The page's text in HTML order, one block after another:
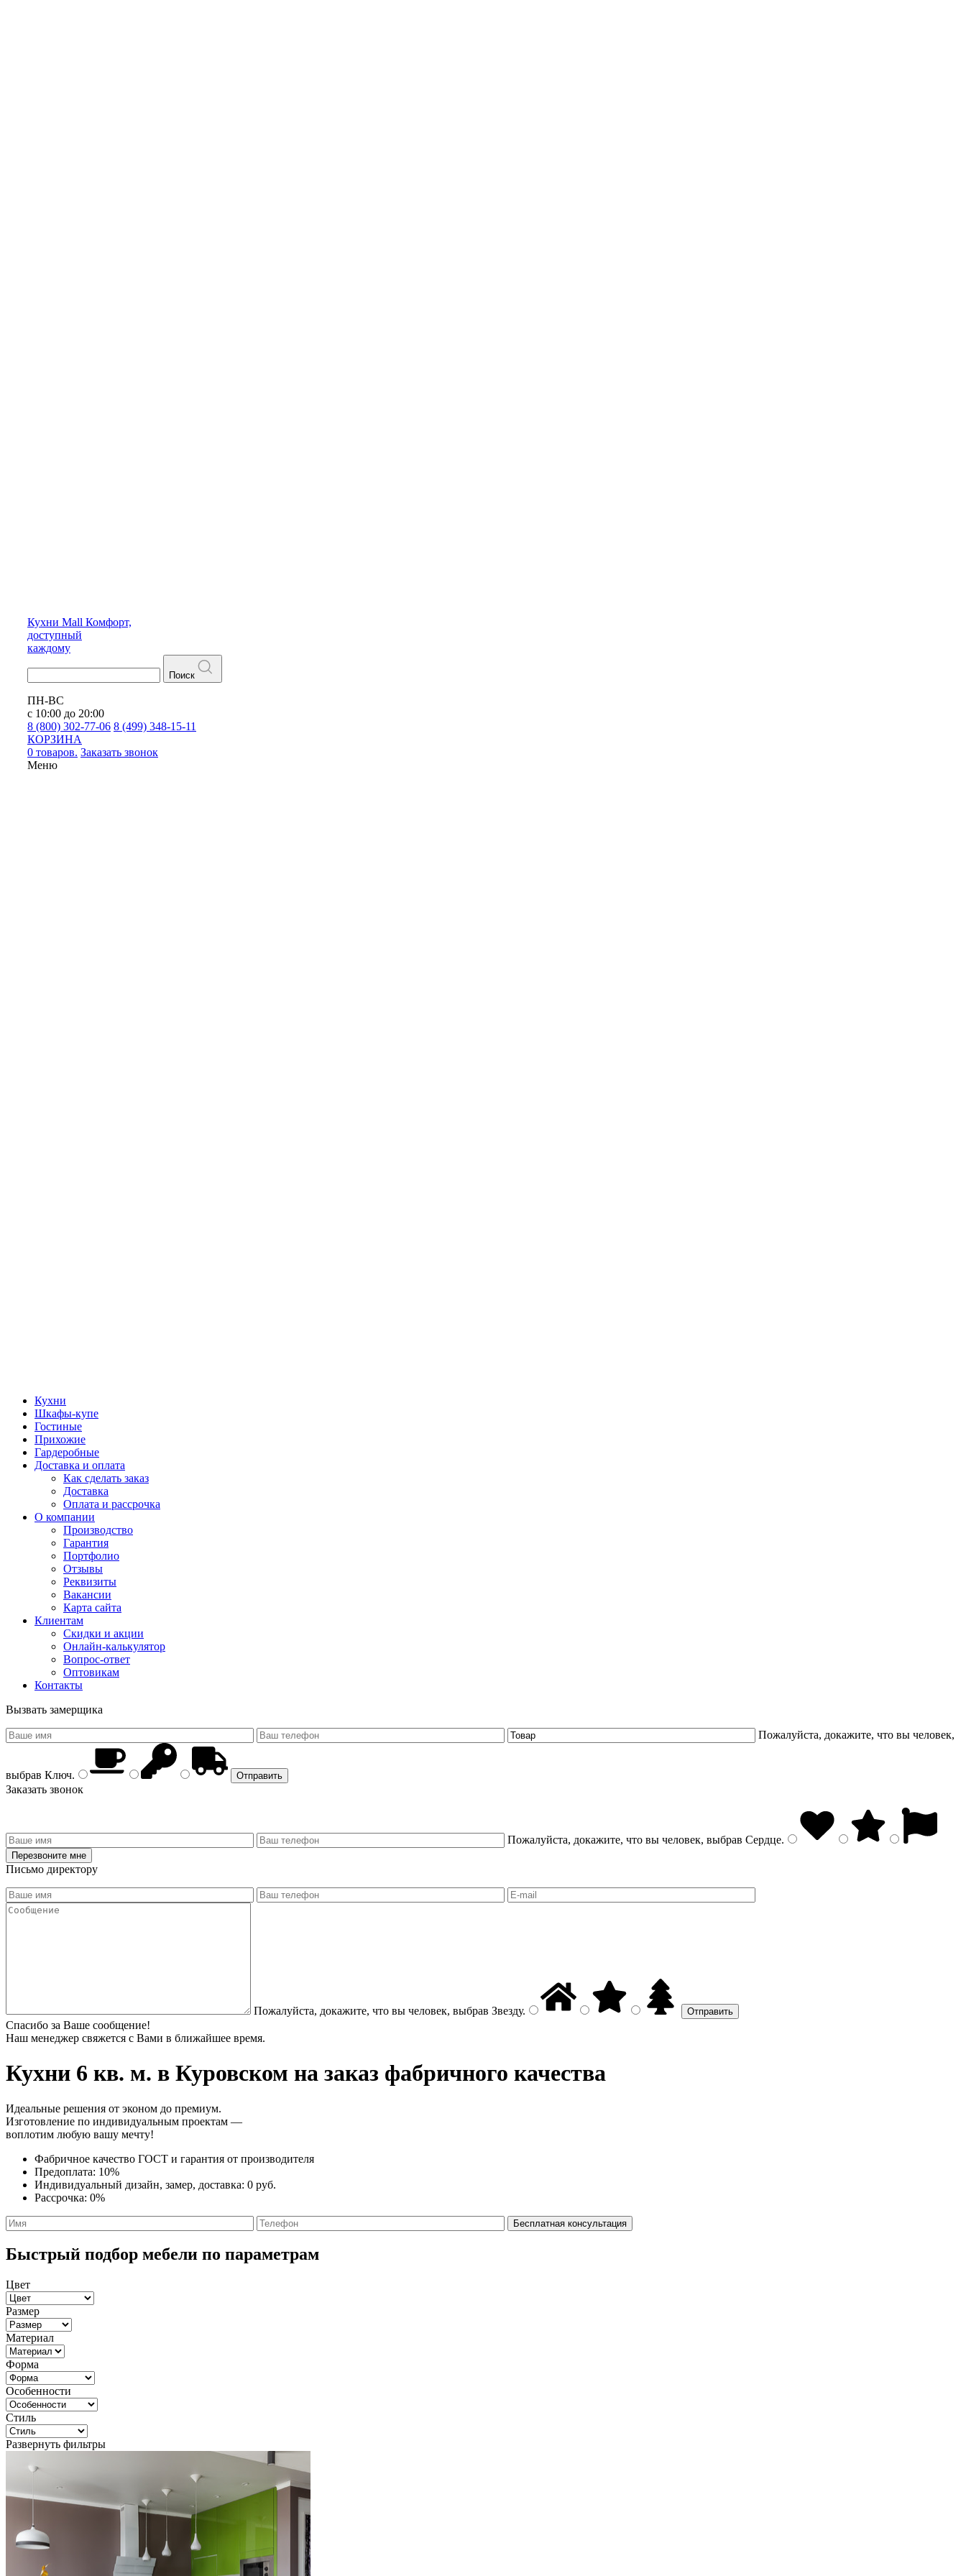
Кухни Mall Комфорт,
доступный
каждому
Поиск
ПН-ВС
с 10:00 до 20:00
8 (800) 302-77-06 8 (499) 348-15-11
КОРЗИНА
0 товаров. Заказать звонок
Меню
Кухни
Шкафы-купе
Гостиные
Прихожие
Гардеробные
Доставка и оплата
Как сделать заказ
Доставка
Оплата и рассрочка
О компании
Производство
Гарантия
Портфолио
Отзывы
Реквизиты
Вакансии
Карта сайта
Клиентам
Скидки и акции
Онлайн-калькулятор
Вопрос-ответ
Оптовикам
Контакты
Вызвать замерщика
Пожалуйста, докажите, что вы человек,
выбрав Ключ.
Заказать звонок
Пожалуйста, докажите, что вы человек, выбрав Сердце.
Письмо директору
Пожалуйста, докажите, что вы человек, выбрав Звезду.
Спасибо за Ваше сообщение!
Наш менеджер свяжется с Вами в ближайшее время.
Кухни 6 кв. м. в Куровском на заказ фабричного качества
Идеальные решения от эконом до премиум.
Изготовление по индивидуальным проектам —
воплотим любую вашу мечту!
Фабричное качество ГОСТ и гарантия от производителя
Предоплата: 10%
Индивидуальный дизайн, замер, доставка: 0 руб.
Рассрочка: 0%
Быстрый подбор мебели по параметрам
Цвет
Размер
Материал
Форма
Особенности
Стиль
Развернуть фильтры